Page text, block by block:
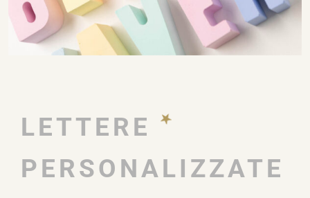
LETTERE
PERSONALIZZATE